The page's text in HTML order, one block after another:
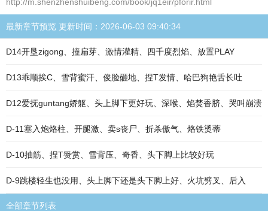
最新章节预览 更新时间：2026-06-03 09:40:34
D14开垦zigong、撞扁芽、激情灌精、四千度烈焰、放置PLAY
D13乖顺挨C、雪背蜜汗、俊脸砸地、捏T发情、哈巴狗艳舌长吐
D12爱抚guntang娇躯、头上脚下更好玩、深喉、焰焚香脐、哭叫崩溃
D-11塞入炮烙柱、开腿激、卖s丧尸、折杀傲气、烙铁烫蒂
D-10抽筋、捏T赞赏、雪背压、奇香、头下脚上比较好玩
D-9跳楼轻生也没用、头上脚下还是头下脚上好、火坑劈叉、后入
全部章节列表